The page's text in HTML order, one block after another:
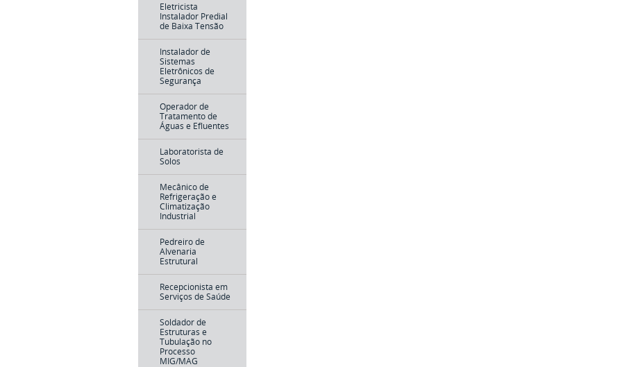
Eletricista
Instalador Predial
de Baixa Tensão
Instalador de
Sistemas
Eletrônicos de
Segurança
Operador de
Tratamento de
Águas e Efluentes
Laboratorista de
Solos
Mecânico de
Refrigeração e
Climatização
Industrial
Pedreiro de
Alvenaria
Estrutural
Recepcionista em
Serviços de Saúde
Soldador de
Estruturas e
Tubulação no
Processo
MIG/MAG